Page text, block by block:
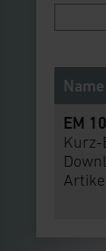
Name
EM
Kurz-